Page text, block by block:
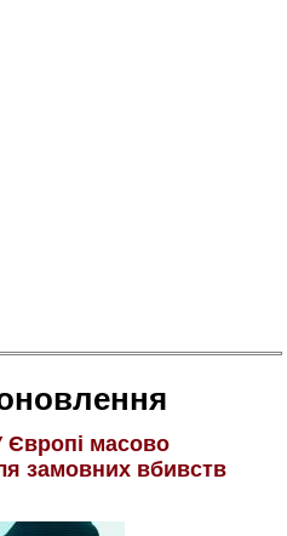
Європі масово
замовних вбивств